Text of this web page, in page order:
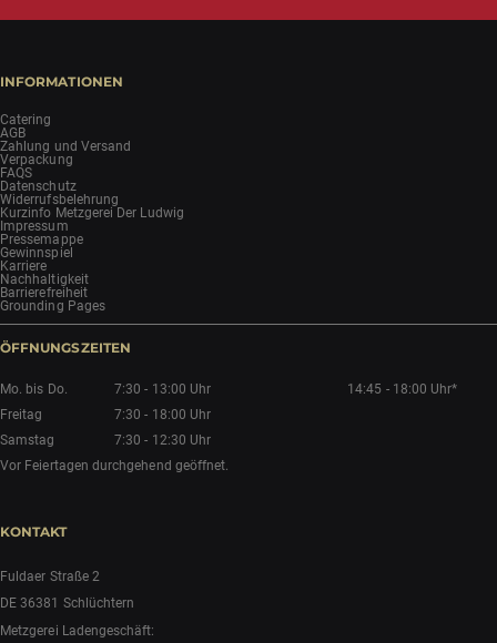
INFORMATIONEN
Catering
AGB
Zahlung und Versand
Verpackung
FAQS
Datenschutz
Widerrufsbelehrung
Kurzinfo Metzgerei Der Ludwig
Impressum
Pressemappe
Gewinnspiel
Karriere
Nachhaltigkeit
Barrierefreiheit
Grounding Pages
ÖFFNUNGSZEITEN
Mo. bis Do. 7:30 - 13:00 Uhr
14:45 - 18:00 Uhr*
Freitag
7:30 - 18:00 Uhr
Samstag
7:30 - 12:30 Uhr
Vor Feiertagen durchgehend geöffnet.
KONTAKT
Fuldaer Straße 2
DE 36381 Schlüchtern
Metzgerei Ladengeschäft: